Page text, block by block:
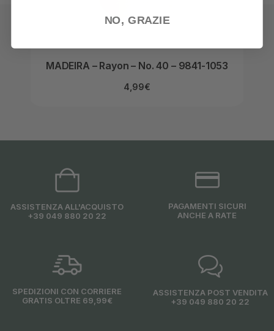
MADEIRA – Rayon – No. 40 – 9841-1053
4,99€
ASSISTENZA ALL'ACQUISTO
+39 049 880 20 22
PAGAMENTI SICURI
ANCHE A RATE
SPEDIZIONI CON CORRIERE
GRATIS OLTRE 69,99€
ASSISTENZA POST VENDITA
+39 049 880 20 22
NO, GRAZIE